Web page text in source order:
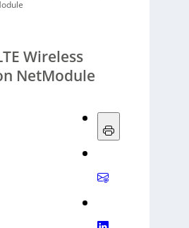
Wireless
NetModule